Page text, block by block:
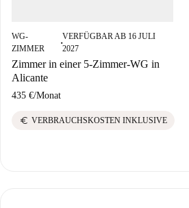
WG-
ZIMMER
■
VERFÜGBAR AB 16 JULI
2027
Zimmer in einer 5-Zimmer-WG in
Alicante
435 €/Monat
euro VERBRAUCHSKOSTEN INKLUSIVE